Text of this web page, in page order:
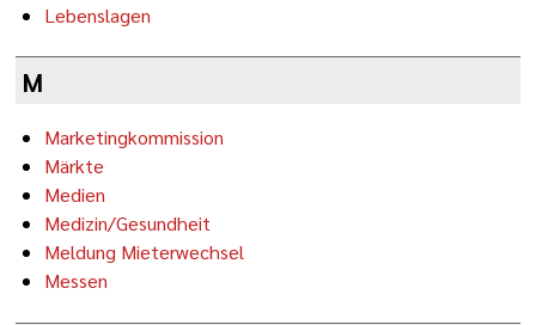
Lebenslagen
M
Marketingkommission
Märkte
Medien
Medizin/Gesundheit
Meldung Mieterwechsel
Messen